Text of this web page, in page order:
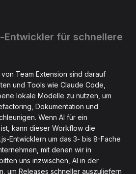
Entwickler für schnellere
Team Extension sind darauf
und Tools wie Claude Code,
lokale Modelle zu nutzen, um
Dokumentation und
Wenn AI für ein
kann dieser Workflow die
Entwicklern um das 3- bis 8-Fache
mit denen wir in
uns inzwischen, AI in der
um Releases schneller auszuliefern